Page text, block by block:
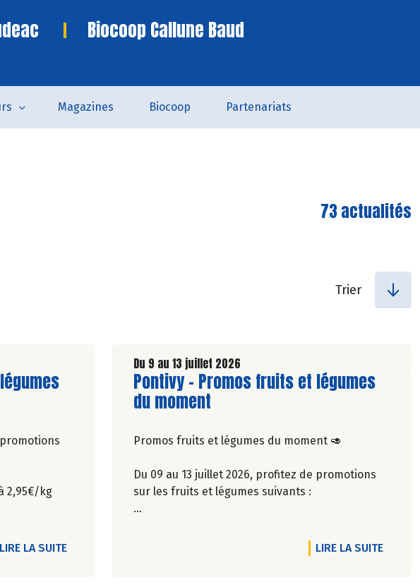
Biocoop Callune Baud
Magazines Biocoop Partenariats
73 actualités
Trier
DU MOMENT
2,95€/kg
1,98€/kg)
LIRE LA SUITEDE L'ARTICLE PONTIVY - PROMOS FRUITS ET LÉGUMES DU MOMENT
Du 9 au 13 juillet 2026
Lire la suite de l'article
Pontivy - Promos fruits et légumes
du moment
Promos fruits et légumes du moment 🥑
Du 09 au 13 juillet 2026, profitez de promotions
sur les fruits et légumes suivants :
Poireau nouveau bio, origine France à 4,50€/kg
LIRE LA SUITEDE